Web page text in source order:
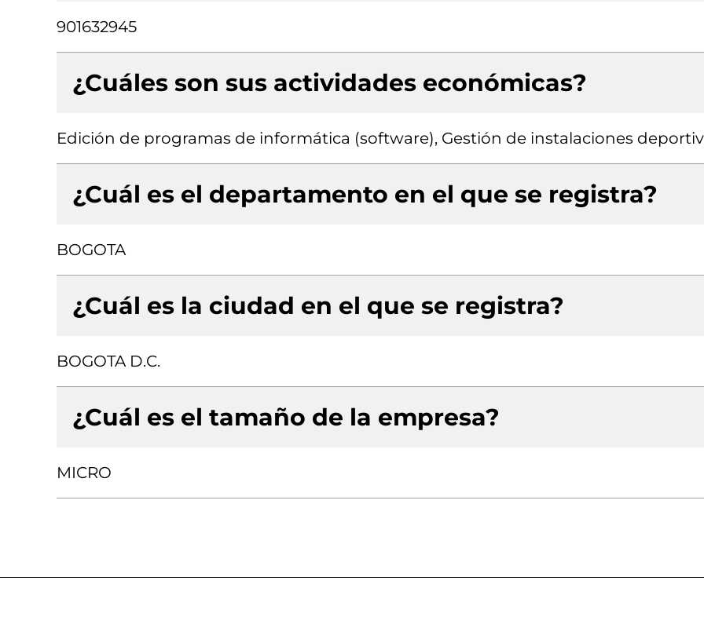
901632945
¿Cuáles son sus actividades económicas?
Edición de programas de informática (software), Gestión de instalaciones
¿Cuál es el departamento en el que se registra?
BOGOTA
¿Cuál es la ciudad en el que se registra?
BOGOTA D.C.
¿Cuál es el tamaño de la empresa?
MICRO